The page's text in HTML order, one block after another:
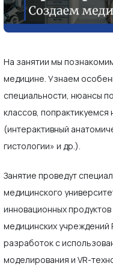
На занятии мы
медицине. Узнаем
специальности, нюансы
классов,
(интерактивный
гистологии» и др.).
Занятие проведут
медицинского
инновационных
медицинских учреждений
разработок с
моделирования и VR-